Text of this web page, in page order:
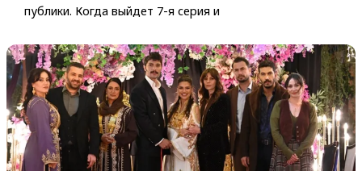
публики. Когда выйдет 7-я серия и